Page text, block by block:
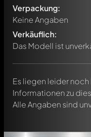
Verpackung:
Keine Angaben
Verkäuflich:
Das Modell ist
Es liegen leider
Informationen zu
Alle Angaben sind
Schreibe jetzt einen
Jeder Kommentar
werden. Es ist wie ein
Erwähne andere
automatisch darüber